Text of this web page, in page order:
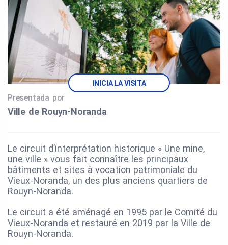
INICIA LA VISITA
Presentada por
Ville de Rouyn‑Noranda
Le circuit d’interprétation historique « Une mine,
une ville » vous fait connaître les principaux
bâtiments et sites à vocation patrimoniale du
Vieux-Noranda, un des plus anciens quartiers de
Rouyn-Noranda.
Le circuit a été aménagé en 1995 par le Comité du
Vieux-Noranda et restauré en 2019 par la Ville de
Rouyn-Noranda.